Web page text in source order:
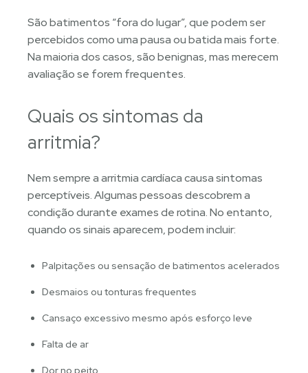
São batimentos “fora do lugar”, que podem ser
percebidos como uma pausa ou batida mais forte.
Na maioria dos casos, são benignas, mas merecem
avaliação se forem frequentes.
Quais os sintomas da
arritmia?
Nem sempre a arritmia cardíaca causa sintomas
perceptíveis. Algumas pessoas descobrem a
condição durante exames de rotina. No entanto,
quando os sinais aparecem, podem incluir:
Palpitações ou sensação de batimentos acelerados
Desmaios ou tonturas frequentes
Cansaço excessivo mesmo após esforço leve
Falta de ar
Dor no peito